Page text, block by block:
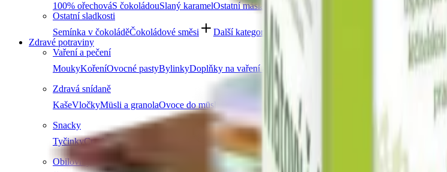
100% ořechováS čokoládouSlaný karamelOstatní másla a pasty
Ostatní sladkosti
Semínka v čokoláděČokoládové směsi
Další kategorie
Zdravé potraviny
Vaření a pečení
MoukyKořeníOvocné pastyBylinkyDoplňky na vaření a pečení
Zdravá snídaně
KašeVločkyMüsli a granolaOvoce do müsli Další produkty zdravé snídaně
Snacky
TyčinkyCrackeryBezlepkové křupky Sušenky
Další kategorie
Obiloviny a luštěniny